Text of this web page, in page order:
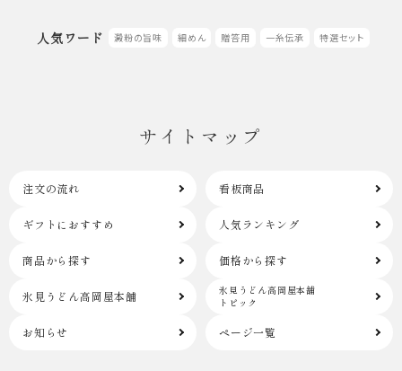
人気ワード 澱粉の旨味 細めん 贈答用 一糸伝承 特選セット
サイトマップ
注文の流れ 看板商品
ギフトにおすすめ 人気ランキング
商品から探す 価格から探す
氷見うどん高岡屋本舗
氷見うどん高岡屋本舗
トピック
お知らせ ページ一覧